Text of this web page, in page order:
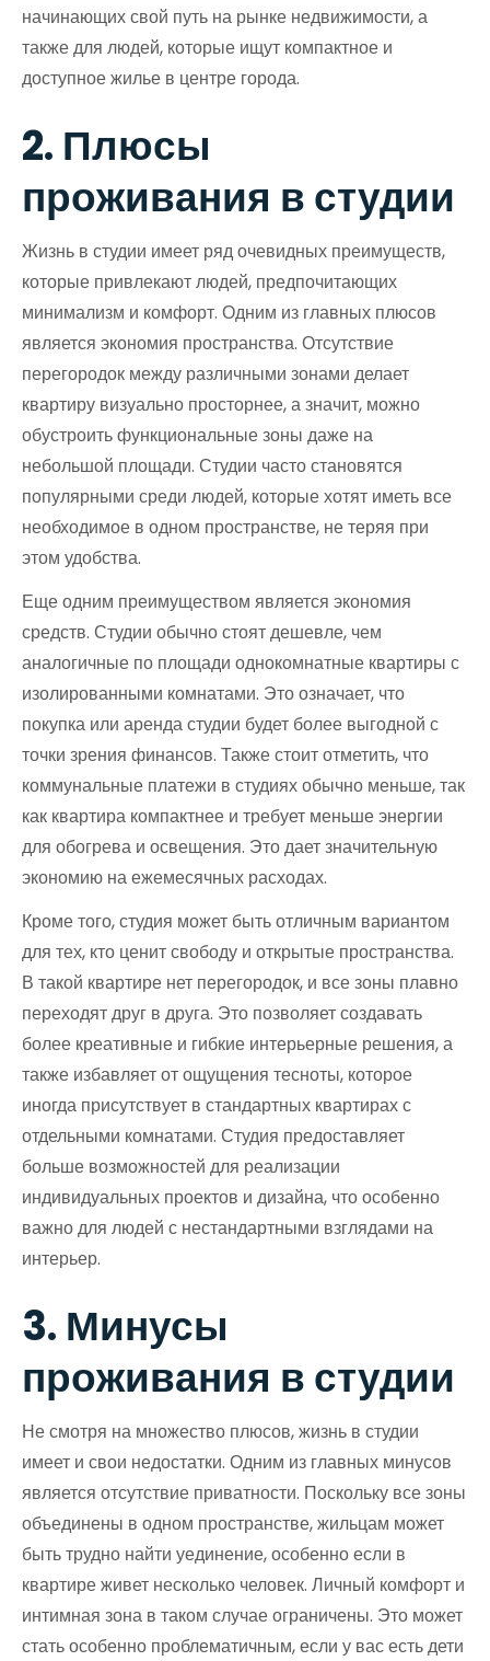
начинающих свой путь на рынке недвижимости, а
также для людей, которые ищут компактное и
доступное жилье в центре города.
2. Плюсы
проживания в студии
Жизнь в студии имеет ряд очевидных преимуществ,
которые привлекают людей, предпочитающих
минимализм и комфорт. Одним из главных плюсов
является экономия пространства. Отсутствие
перегородок между различными зонами делает
квартиру визуально просторнее, а значит, можно
обустроить функциональные зоны даже на
небольшой площади. Студии часто становятся
популярными среди людей, которые хотят иметь все
необходимое в одном пространстве, не теряя при
этом удобства.
Еще одним преимуществом является экономия
средств. Студии обычно стоят дешевле, чем
аналогичные по площади однокомнатные квартиры с
изолированными комнатами. Это означает, что
покупка или аренда студии будет более выгодной с
точки зрения финансов. Также стоит отметить, что
коммунальные платежи в студиях обычно меньше, так
как квартира компактнее и требует меньше энергии
для обогрева и освещения. Это дает значительную
экономию на ежемесячных расходах.
Кроме того, студия может быть отличным вариантом
для тех, кто ценит свободу и открытые пространства.
В такой квартире нет перегородок, и все зоны плавно
переходят друг в друга. Это позволяет создавать
более креативные и гибкие интерьерные решения, а
также избавляет от ощущения тесноты, которое
иногда присутствует в стандартных квартирах с
отдельными комнатами. Студия предоставляет
больше возможностей для реализации
индивидуальных проектов и дизайна, что особенно
важно для людей с нестандартными взглядами на
интерьер.
3. Минусы
проживания в студии
Не смотря на множество плюсов, жизнь в студии
имеет и свои недостатки. Одним из главных минусов
является отсутствие приватности. Поскольку все зоны
объединены в одном пространстве, жильцам может
быть трудно найти уединение, особенно если в
квартире живет несколько человек. Личный комфорт и
интимная зона в таком случае ограничены. Это может
стать особенно проблематичным, если у вас есть дети